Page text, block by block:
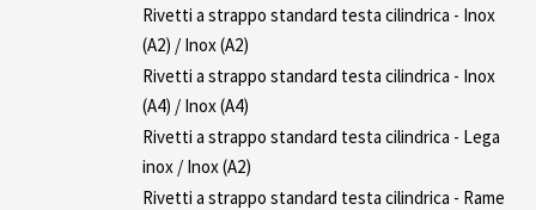
Rivetti a strappo standard testa cilindrica - Inox
(A2) / Inox (A2)
Rivetti a strappo standard testa cilindrica - Inox
(A4) / Inox (A4)
Rivetti a strappo standard testa cilindrica - Lega
inox / Inox (A2)
Rivetti a strappo standard testa cilindrica - Rame